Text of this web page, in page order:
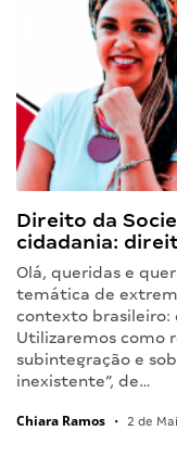
Direito da
cidadania:
Olá, queridas e
temática de
contexto brasileiro:
Utilizaremos como
subintegração e
inexistente”, de…
Chiara Ramos • 2 de